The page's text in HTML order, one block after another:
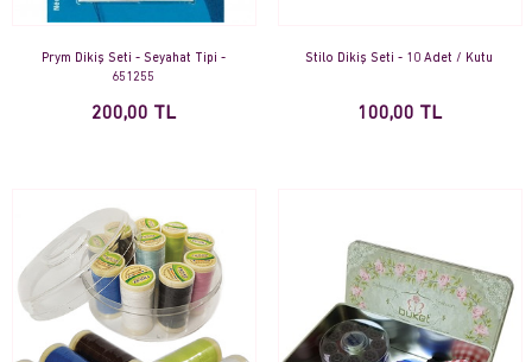
Prym Dikiş Seti - Seyahat Tipi -
651255
200,00 TL
Stilo Dikiş Seti - 10 Adet / Kutu
100,00 TL